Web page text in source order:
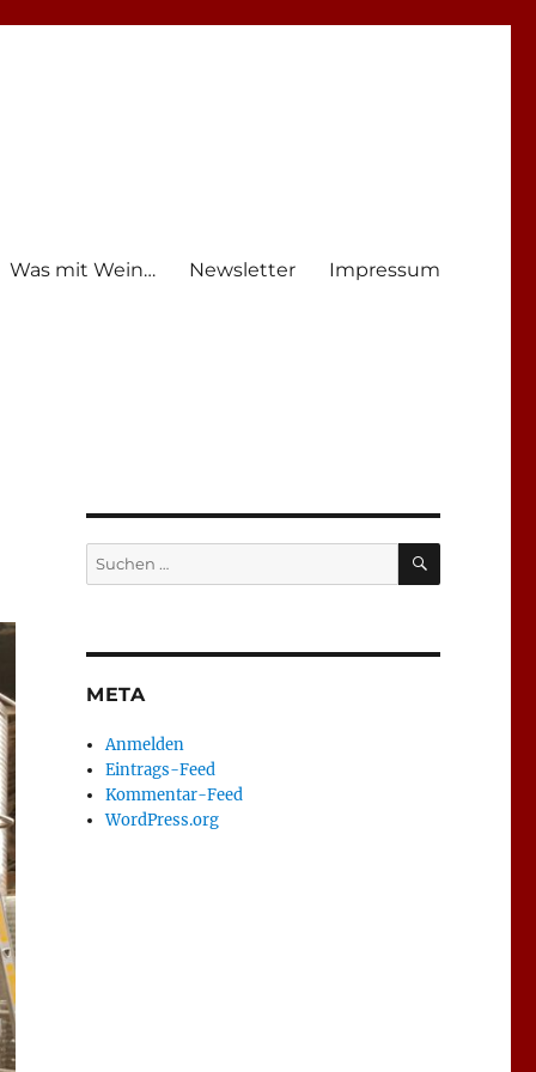
Was mit Wein… Newsletter Impressum
Suchen
nach:
SUCHEN
META
Anmelden
Eintrags-Feed
Kommentar-Feed
WordPress.org